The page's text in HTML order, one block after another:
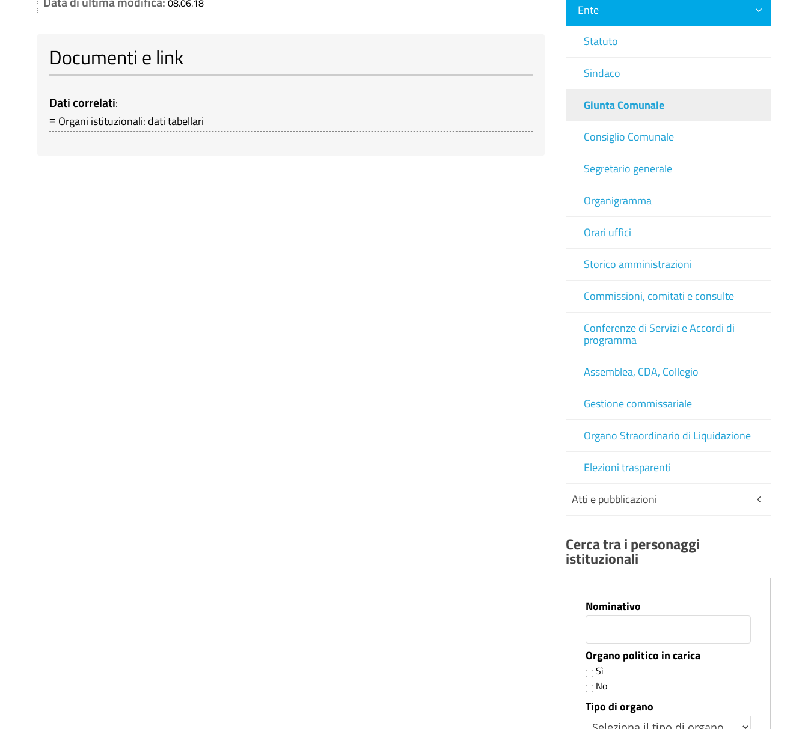
08.06.18
Documenti e link
Dati correlati:
≡ Organi istituzionali: dati tabellari
Ente
Statuto
Sindaco
Giunta Comunale
Consiglio Comunale
Segretario generale
Organigramma
Orari uffici
Storico amministrazioni
Commissioni, comitati e consulte
Conferenze di Servizi e Accordi di
programma
Assemblea, CDA, Collegio
Gestione commissariale
Organo Straordinario di Liquidazione
Elezioni trasparenti
Atti e pubblicazioni
Cerca tra i personaggi
istituzionali
Nominativo
Organo politico in carica
Sì
No
Tipo di organo